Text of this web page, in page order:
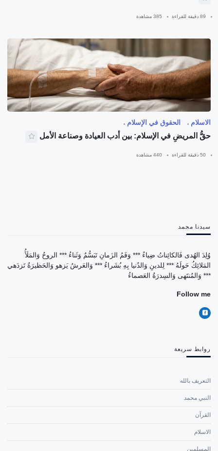
89 دقيقة للقراءة 385 مشاهدة
الاسلام الحقوق في الإسلام
حقُّ المريضِ في الإسلام: بين أدب العيادة وصناعة الأمل
50 دقيقة للقراءة 440 مشاهدة
سيدنا محمد
وُلِدَ الهُدى فَالكائِناتُ ضِياءُ *** وَفَمُ الزَمانِ تَبَسُّمٌ وَثَناءُ *** الروحُ وَالمَلَأُ
المَلائِكُ حَولَهُ *** لِلدينِ وَالدُنيا بِهِ بُشَراءُ *** وَالعَرشُ يَزهو وَالحَظيرَةُ تَزدَهي
*** وَالمُنتَهى وَالسِدرَةُ العَصماءُ
Follow me
روابط سريعة
التعريف بالله
النبي محمد
القرآن
الاسلام
المسلمين